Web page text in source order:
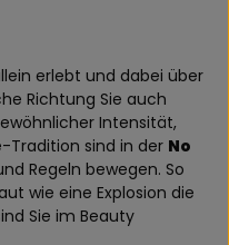
erlebt und dabei über
Richtung Sie auch
Intensität,
Tradition sind in der No
Regeln bewegen. So
wie eine Explosion die
Sie im Beauty